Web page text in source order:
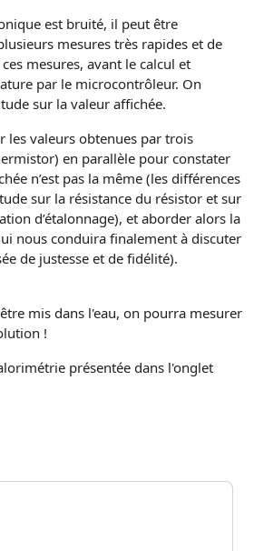
est bruité, il peut être
mesures très rapides et de
mesures, avant le calcul et
par le microcontrôleur. On
sur la valeur affichée.
les valeurs obtenues par trois
en parallèle pour constater
n’est pas la même (les différences
sur la résistance du résistor et sur
d’étalonnage), et aborder alors la
nous conduira finalement à discuter
de justesse et de fidélité).
mis dans l'eau, on pourra mesurer
!
présentée dans l'onglet